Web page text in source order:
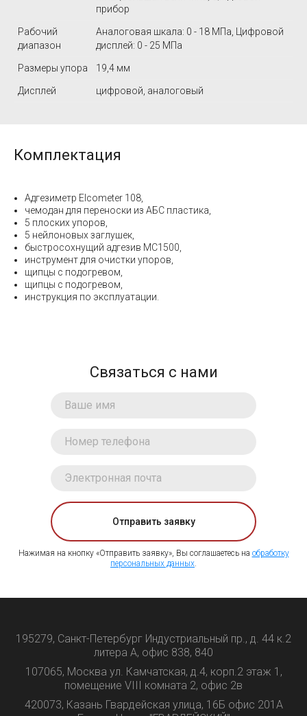
прибор
Рабочий
диапазон
Аналоговая шкала: 0 - 18 МПа, Цифровой
дисплей: 0 - 25 МПа
Размеры упора 19,4 мм
Дисплей цифровой, аналоговый
Комплектация
Адгезиметр Elcometer 108,
чемодан для переноски из АБС пластика,
5 плоских упоров,
5 нейлоновых заглушек,
быстросохнущий адгезив MC1500,
инструмент для очистки упоров,
щипцы с подогревом,
щипцы с подогревом,
инструкция по эксплуатации.
Связаться с нами
Отправить заявку
Нажимая на кнопку «Отправить заявку», Вы соглашаетесь на обработку
персональных данных.
195279, Санкт-Петербург Индустриальный пр., д. 44 к.2
литера А, офис 838, 840
107065, Москва ул. Камчатская, д.4, корп.2 этаж 1,
помещение VIII комната 2, офис 2в
420073, Казань Гвардейская улица, 16Б офис 201А